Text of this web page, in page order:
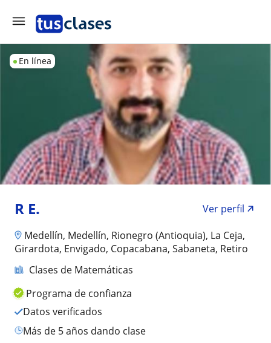
En línea
R E.
Ver perfil
Medellín, Medellín, Rionegro (Antioquia), La Ceja,
Girardota, Envigado, Copacabana, Sabaneta, Retiro
Clases de Matemáticas
Programa de confianza
Datos verificados
más de 5 años dando clase